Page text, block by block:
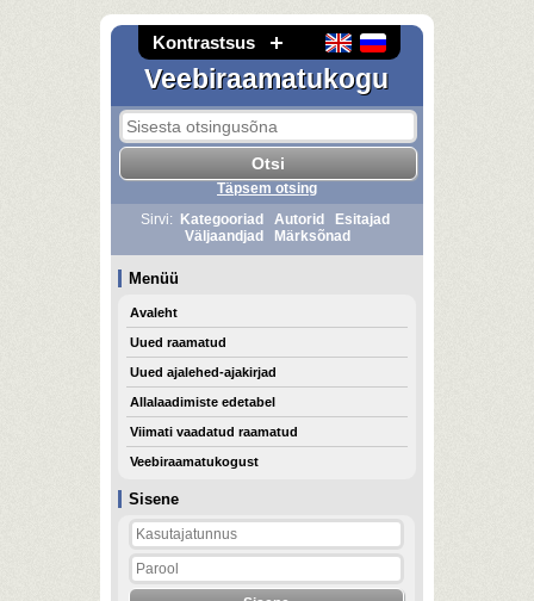
Kontrastsus
Veebiraamatukogu
Sisene
Täpsem otsing
Sirvi:
Kategooriad Autorid
Esitajad
Väljaandjad
Märksõnad
Menüü
Avaleht
Uued raamatud
Uued ajalehed-ajakirjad
Allalaadimiste edetabel
Viimati vaadatud raamatud
Veebiraamatukogust